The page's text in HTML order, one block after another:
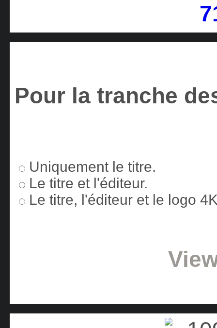
Pour la tranche
Uniquement le titre.
Le titre et l'éditeur.
Le titre, l'éditeur et le logo